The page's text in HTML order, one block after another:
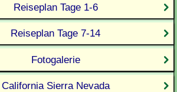
Reiseplan Tage 1-6
Reiseplan Tage 7-14
Fotogalerie
California Sierra Nevada